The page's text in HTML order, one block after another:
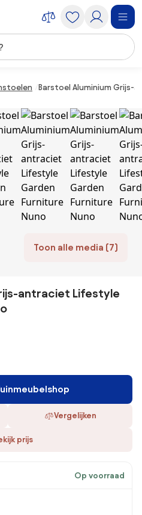
Barstoel Aluminium Grijs-
Toon alle media (7)
antraciet Lifestyle
Vergelijken
prijs
Op voorraad